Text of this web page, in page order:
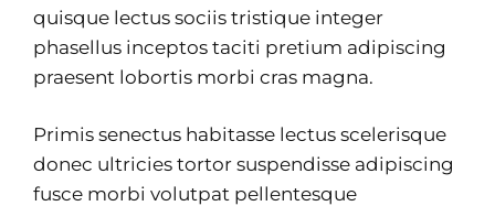
quisque lectus sociis tristique integer
phasellus inceptos taciti pretium adipiscing
praesent lobortis morbi cras magna.
Primis senectus habitasse lectus scelerisque
donec ultricies tortor suspendisse adipiscing
fusce morbi volutpat pellentesque